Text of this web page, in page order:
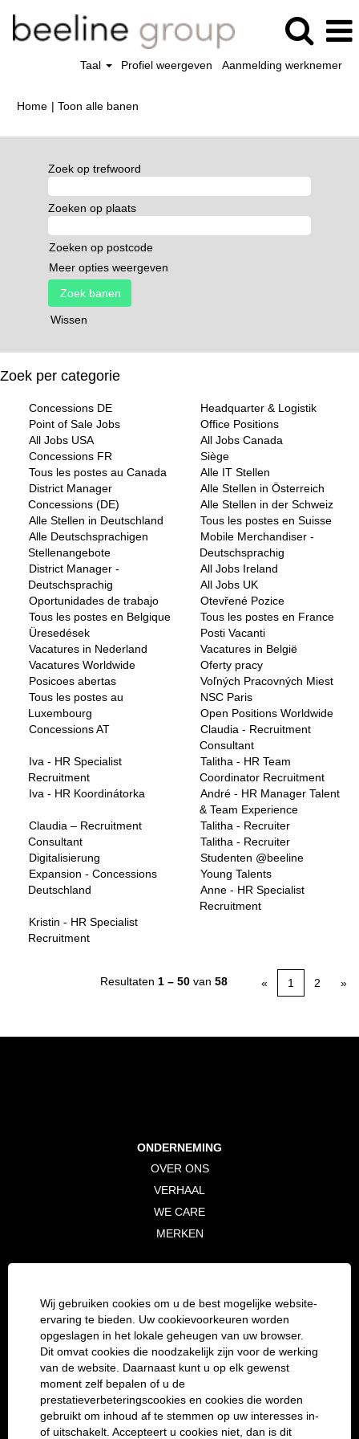
Wij gebruiken cookies om u de best mogelijke website-
ervaring te bieden. Uw cookievoorkeuren worden
opgeslagen in het lokale geheugen van uw browser.
Dit omvat cookies die noodzakelijk zijn voor de werking
van de website. Daarnaast kunt u op elk gewenst
moment zelf bepalen of u de
prestatieverbeteringscookies en cookies die worden
gebruikt om inhoud af te stemmen op uw interesses in-
of uitschakelt. Accepteert u cookies niet, dan is dit
Taal Profiel weergeven Aanmelding werknemer
Home | Toon alle banen
Zoek op trefwoord
Zoeken op plaats
Zoeken op postcode
Meer opties weergeven
Wissen
Zoek per categorie
Concessions DE
Headquarter & Logistik
Point of Sale Jobs
Office Positions
All Jobs USA
All Jobs Canada
Concessions FR
Siège
Tous les postes au Canada
Alle IT Stellen
District Manager
Concessions (DE)
Alle Stellen in Österreich
Alle Stellen in der Schweiz
Alle Stellen in Deutschland
Tous les postes en Suisse
Alle Deutschsprachigen
Stellenangebote
Mobile Merchandiser -
Deutschsprachig
District Manager -
Deutschsprachig
All Jobs Ireland
All Jobs UK
Oportunidades de trabajo
Otevřené Pozice
Tous les postes en Belgique
Tous les postes en France
Üresedések
Posti Vacanti
Vacatures in Nederland
Vacatures in België
Vacatures Worldwide
Oferty pracy
Posicoes abertas
Voľných Pracovných Miest
Tous les postes au
Luxembourg
NSC Paris
Open Positions Worldwide
Concessions AT
Claudia - Recruitment
Consultant
Iva - HR Specialist
Recruitment
Talitha - HR Team
Coordinator Recruitment
Iva - HR Koordinátorka
André - HR Manager Talent
& Team Experience
Claudia – Recruitment
Consultant
Talitha - Recruiter
Talitha - Recruiter
Digitalisierung
Studenten @beeline
Expansion - Concessions
Deutschland
Young Talents
Anne - HR Specialist
Recruitment
Kristin - HR Specialist
Recruitment
Resultaten 1 – 50 van 58 « 1 2 »
ONDERNEMING
OVER ONS
VERHAAL
WE CARE
MERKEN
CONCESSIONS
WETTELIJK
IMPRESSUM
GEGEVENSBESCHERMING
COOKIE CONSENT MANAGER